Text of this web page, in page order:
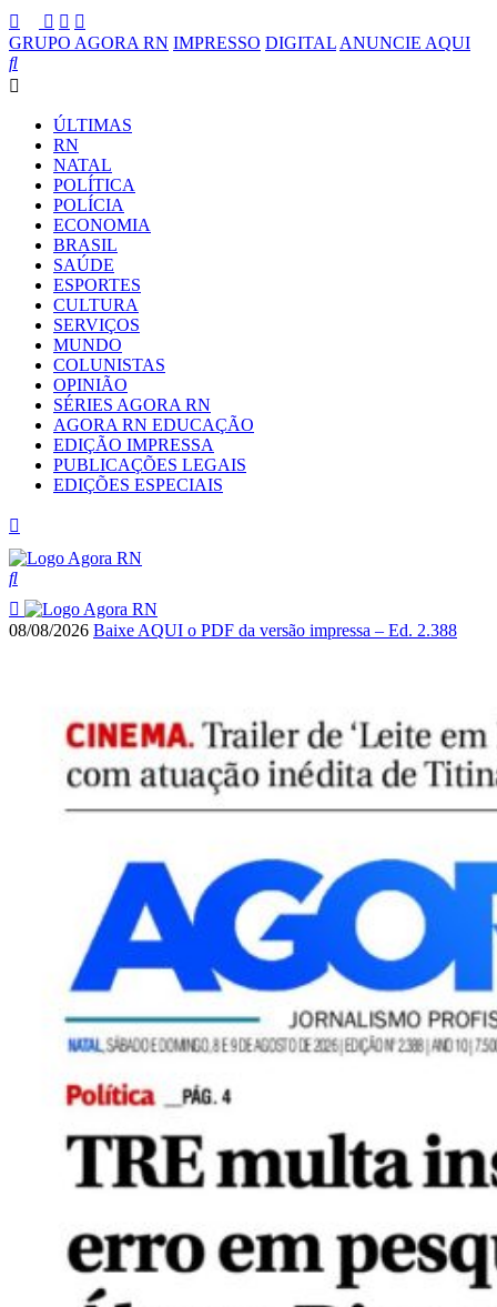
GRUPO AGORA RN IMPRESSO DIGITAL ANUNCIE AQUI
ÚLTIMAS
RN
NATAL
POLÍTICA
POLÍCIA
ECONOMIA
BRASIL
SAÚDE
ESPORTES
CULTURA
SERVIÇOS
MUNDO
COLUNISTAS
OPINIÃO
SÉRIES AGORA RN
AGORA RN EDUCAÇÃO
EDIÇÃO IMPRESSA
PUBLICAÇÕES LEGAIS
EDIÇÕES ESPECIAIS
08/08/2026 Baixe AQUI o PDF da versão impressa – Ed. 2.388